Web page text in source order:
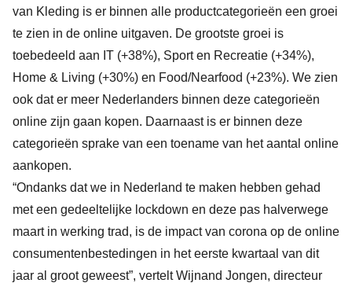
van Kleding is er binnen alle productcategorieën een groei
te zien in de online uitgaven. De grootste groei is
toebedeeld aan IT (+38%), Sport en Recreatie (+34%),
Home & Living (+30%) en Food/Nearfood (+23%). We zien
ook dat er meer Nederlanders binnen deze categorieën
online zijn gaan kopen. Daarnaast is er binnen deze
categorieën sprake van een toename van het aantal online
aankopen.
“Ondanks dat we in Nederland te maken hebben gehad
met een gedeeltelijke lockdown en deze pas halverwege
maart in werking trad, is de impact van corona op de online
consumentenbestedingen in het eerste kwartaal van dit
jaar al groot geweest”, vertelt Wijnand Jongen, directeur